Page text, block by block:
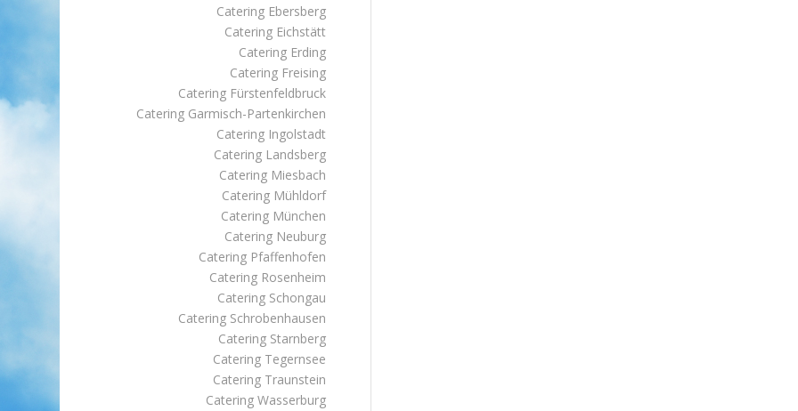
Catering Ebersberg
Catering Eichstätt
Catering Erding
Catering Freising
Catering Fürstenfeldbruck
Catering Garmisch-Partenkirchen
Catering Ingolstadt
Catering Landsberg
Catering Miesbach
Catering Mühldorf
Catering München
Catering Neuburg
Catering Pfaffenhofen
Catering Rosenheim
Catering Schongau
Catering Schrobenhausen
Catering Starnberg
Catering Tegernsee
Catering Traunstein
Catering Wasserburg